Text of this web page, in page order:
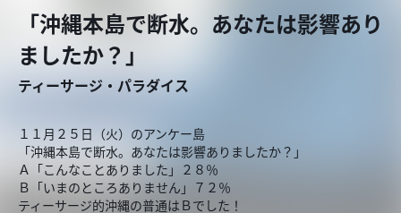
「沖縄本島で断水。あなたは影響あり
ましたか？」
ティーサージ・パラダイス
１１月２５日（火）のアンケー島
「沖縄本島で断水。あなたは影響ありましたか？」
Ａ「こんなことありました」２８％
Ｂ「いまのところありません」７２％
ティーサージ的沖縄の普通はＢでした！